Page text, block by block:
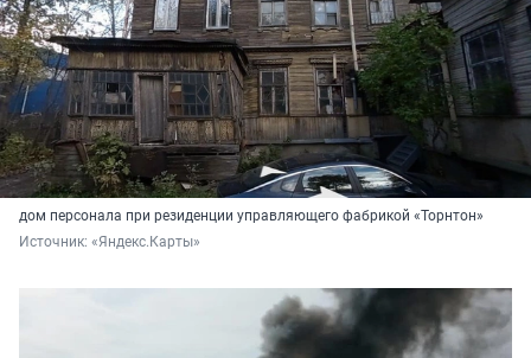
дом персонала при резиденции управляющего фабрикой «Торнтон»
Источник: «Яндекс.Карты»